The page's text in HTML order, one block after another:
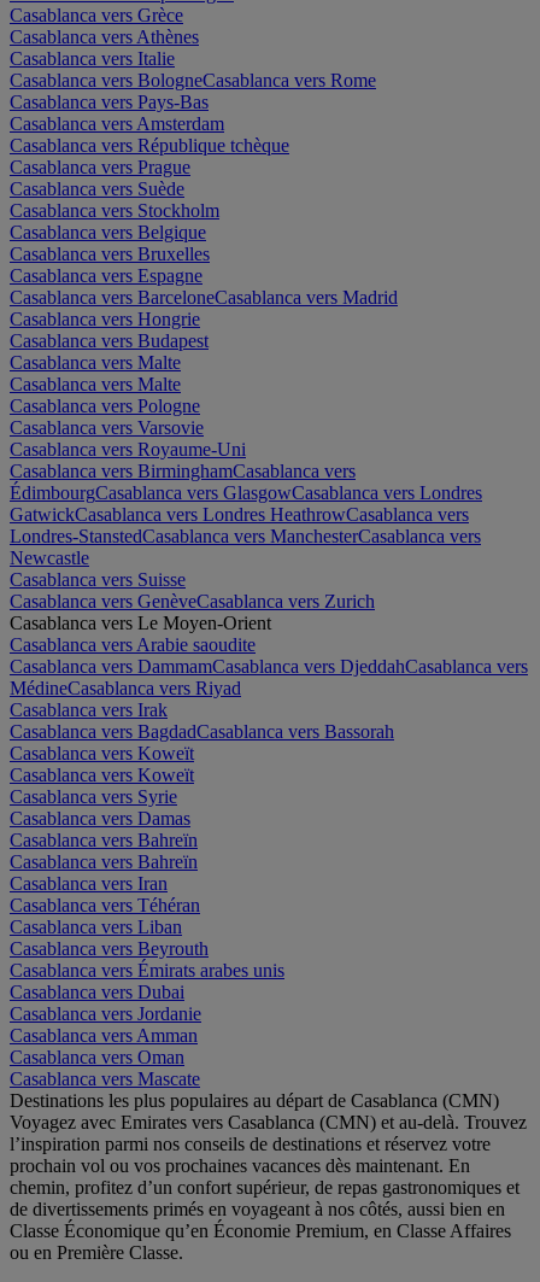
Casablanca vers Grèce
Casablanca vers Athènes
Casablanca vers Italie
Casablanca vers BologneCasablanca vers Rome
Casablanca vers Pays-Bas
Casablanca vers Amsterdam
Casablanca vers République tchèque
Casablanca vers Prague
Casablanca vers Suède
Casablanca vers Stockholm
Casablanca vers Belgique
Casablanca vers Bruxelles
Casablanca vers Espagne
Casablanca vers BarceloneCasablanca vers Madrid
Casablanca vers Hongrie
Casablanca vers Budapest
Casablanca vers Malte
Casablanca vers Malte
Casablanca vers Pologne
Casablanca vers Varsovie
Casablanca vers Royaume-Uni
Casablanca vers BirminghamCasablanca vers
ÉdimbourgCasablanca vers GlasgowCasablanca vers Londres
GatwickCasablanca vers Londres HeathrowCasablanca vers
Londres-StanstedCasablanca vers ManchesterCasablanca vers
Newcastle
Casablanca vers Suisse
Casablanca vers GenèveCasablanca vers Zurich
Casablanca vers Le Moyen-Orient
Casablanca vers Arabie saoudite
Casablanca vers DammamCasablanca vers DjeddahCasablanca vers
MédineCasablanca vers Riyad
Casablanca vers Irak
Casablanca vers BagdadCasablanca vers Bassorah
Casablanca vers Koweït
Casablanca vers Koweït
Casablanca vers Syrie
Casablanca vers Damas
Casablanca vers Bahreïn
Casablanca vers Bahreïn
Casablanca vers Iran
Casablanca vers Téhéran
Casablanca vers Liban
Casablanca vers Beyrouth
Casablanca vers Émirats arabes unis
Casablanca vers Dubai
Casablanca vers Jordanie
Casablanca vers Amman
Casablanca vers Oman
Casablanca vers Mascate
Destinations les plus populaires au départ de Casablanca (CMN)
Voyagez avec Emirates vers Casablanca (CMN) et au-delà. Trouvez
l’inspiration parmi nos conseils de destinations et réservez votre
prochain vol ou vos prochaines vacances dès maintenant. En
chemin, profitez d’un confort supérieur, de repas gastronomiques et
de divertissements primés en voyageant à nos côtés, aussi bien en
Classe Économique qu’en Économie Premium, en Classe Affaires
ou en Première Classe.